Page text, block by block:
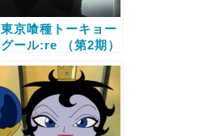
東京喰種トーキョー
グール:re （第2期）
信サービス比較と無
料で全話視聴する方
法